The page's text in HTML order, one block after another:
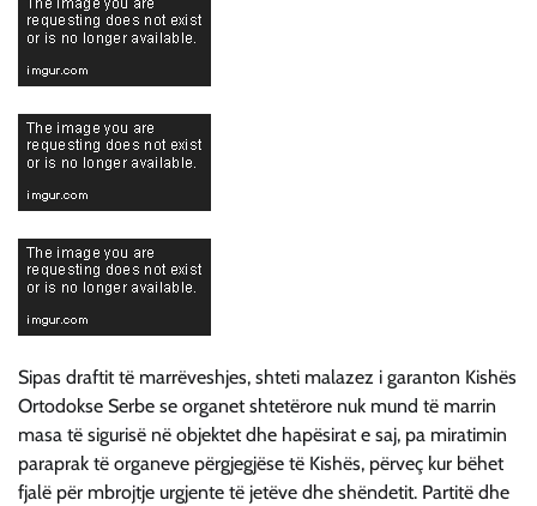
Sipas draftit të marrëveshjes, shteti malazez i garanton Kishës
Ortodokse Serbe se organet shtetërore nuk mund të marrin
masa të sigurisë në objektet dhe hapësirat e saj, pa miratimin
paraprak të organeve përgjegjëse të Kishës, përveç kur bëhet
fjalë për mbrojtje urgjente të jetëve dhe shëndetit. Partitë dhe